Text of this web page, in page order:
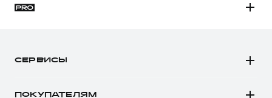
СЕРВИСЫ
ПОКУПАТЕЛЯМ